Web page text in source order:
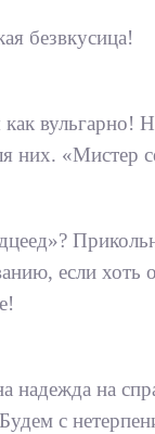
безвкусица!
вульгарно!
них. «Мистер
если хоть
надежда на
с